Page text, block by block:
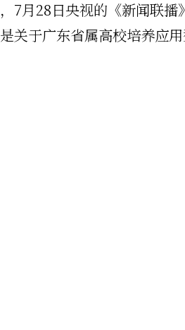
7月28日央视的《新闻联播
关于广东省属高校培养应